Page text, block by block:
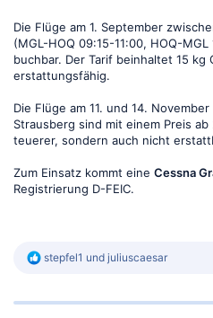
Die Flüge am 1. September
(MGL-HOQ 09:15-11:00, HOQ-
buchbar. Der Tarif beinhaltet 15 kg
erstattungsfähig.
Die Flüge am 11. und 14.
Strausberg sind mit einem Preis
teuerer, sondern auch nicht
Zum Einsatz kommt eine Cessna
Registrierung D-FEIC.
R
k
stepfel1 und juliuscaesar